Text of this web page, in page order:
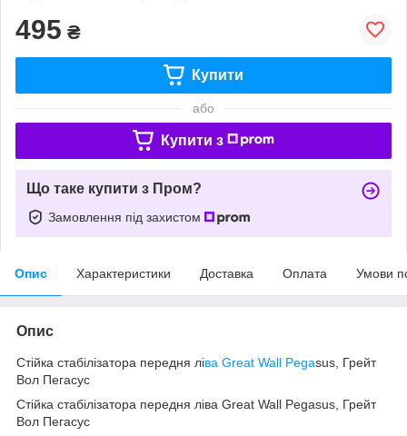
495 ₴
Купити
або
Купити з
Що таке купити з Пром?
Замовлення під захистом
Опис Характеристики Доставка Оплата Умови
Опис
Стійка стабілізатора передня ліва Great Wall Pegasus, Грейт
Вол Пегасус
Стійка стабілізатора передня ліва Great Wall Pegasus, Грейт
Вол Пегасус